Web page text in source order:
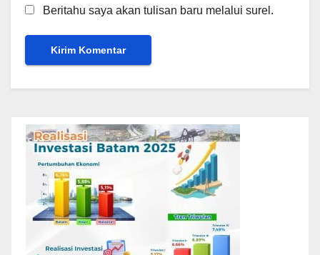
Beritahu saya akan tulisan baru melalui surel.